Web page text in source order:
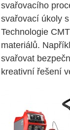
svařovacího
svařovací úkoly
Technologie
materiálů.
svařovat
kreativní řešení